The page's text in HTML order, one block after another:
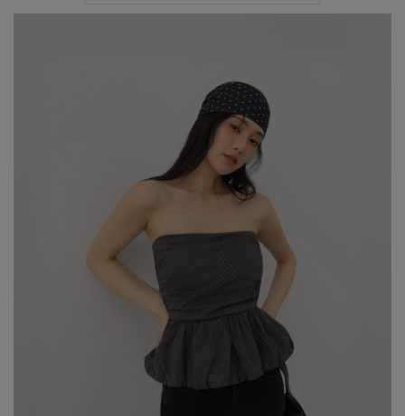
腰圍Waist：63cm／臀圍hips：85cm